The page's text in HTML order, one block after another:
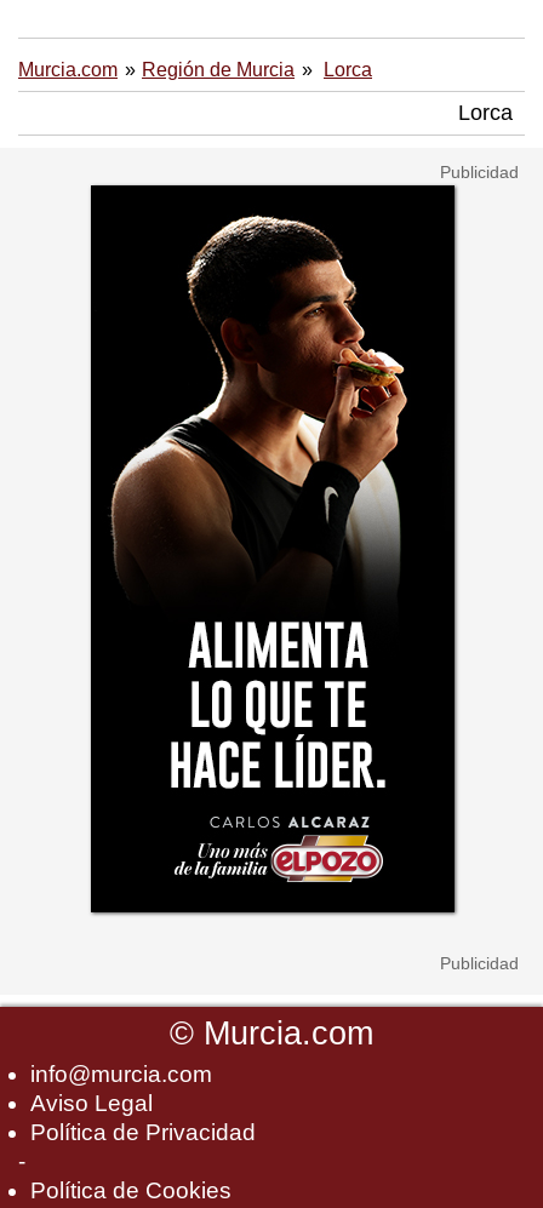
Murcia.com Región de Murcia Lorca
Lorca
© Murcia.com
info@murcia.com
Aviso Legal
Política de Privacidad
-
Política de Cookies